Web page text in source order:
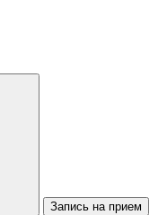
Запись на прием